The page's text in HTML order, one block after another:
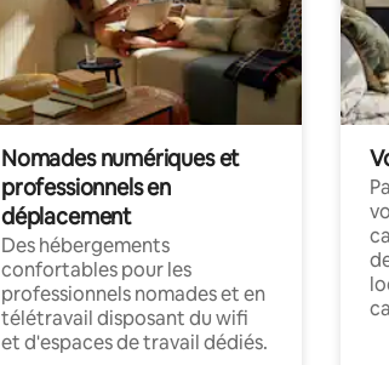
Nomades numériques et
professionnels en
déplacement
Des hébergements
confortables pour les
professionnels nomades et en
télétravail disposant du wifi
et d'espaces de travail dédiés.